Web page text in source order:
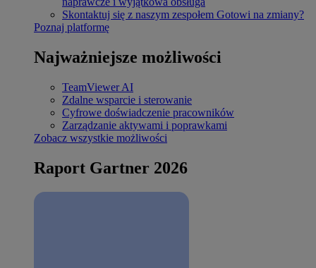
Skontaktuj się z naszym zespołem Gotowi na zmiany?
Poznaj platformę
Najważniejsze możliwości
TeamViewer AI
Zdalne wsparcie i sterowanie
Cyfrowe doświadczenie pracowników
Zarządzanie aktywami i poprawkami
Zobacz wszystkie możliwości
Raport Gartner 2026